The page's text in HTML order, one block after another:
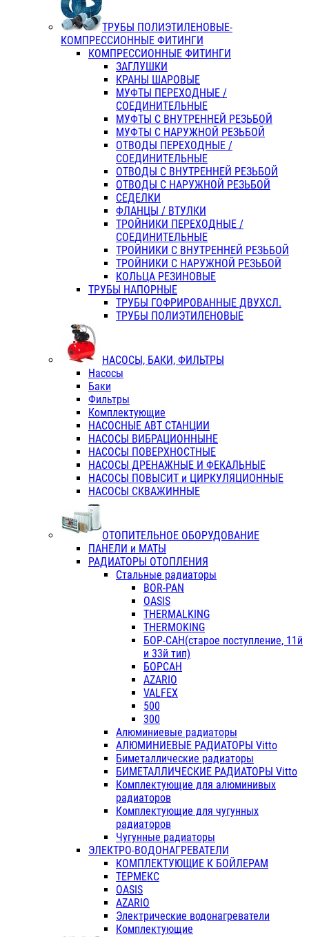
ТРУБЫ ПОЛИЭТИЛЕНОВЫЕ-
КОМПРЕССИОННЫЕ ФИТИНГИ
КОМПРЕССИОННЫЕ ФИТИНГИ
ЗАГЛУШКИ
КРАНЫ ШАРОВЫЕ
МУФТЫ ПЕРЕХОДНЫЕ /
СОЕДИНИТЕЛЬНЫЕ
МУФТЫ С ВНУТРЕННЕЙ РЕЗЬБОЙ
МУФТЫ С НАРУЖНОЙ РЕЗЬБОЙ
ОТВОДЫ ПЕРЕХОДНЫЕ /
СОЕДИНИТЕЛЬНЫЕ
ОТВОДЫ С ВНУТРЕННЕЙ РЕЗЬБОЙ
ОТВОДЫ С НАРУЖНОЙ РЕЗЬБОЙ
СЕДЕЛКИ
ФЛАНЦЫ / ВТУЛКИ
ТРОЙНИКИ ПЕРЕХОДНЫЕ /
СОЕДИНИТЕЛЬНЫЕ
ТРОЙНИКИ С ВНУТРЕННЕЙ РЕЗЬБОЙ
ТРОЙНИКИ С НАРУЖНОЙ РЕЗЬБОЙ
КОЛЬЦА РЕЗИНОВЫЕ
ТРУБЫ НАПОРНЫЕ
ТРУБЫ ГОФРИРОВАННЫЕ ДВУХСЛ.
ТРУБЫ ПОЛИЭТИЛЕНОВЫЕ
НАСОСЫ, БАКИ, ФИЛЬТРЫ
Насосы
Баки
Фильтры
Комплектующие
НАСОСНЫЕ АВТ СТАНЦИИ
НАСОСЫ ВИБРАЦИОННЫНЕ
НАСОСЫ ПОВЕРХНОСТНЫЕ
НАСОСЫ ДРЕНАЖНЫЕ И ФЕКАЛЬНЫЕ
НАСОСЫ ПОВЫСИТ и ЦИРКУЛЯЦИОННЫЕ
НАСОСЫ СКВАЖИННЫЕ
ОТОПИТЕЛЬНОЕ ОБОРУДОВАНИЕ
ПАНЕЛИ и МАТЫ
РАДИАТОРЫ ОТОПЛЕНИЯ
Стальные радиаторы
BOR-PAN
OASIS
THERMALKING
THERMOKING
БОР-САН(старое поступление, 11й
и 33й тип)
БОРСАН
AZARIO
VALFEX
500
300
Алюминиевые радиаторы
АЛЮМИНИЕВЫЕ РАДИАТОРЫ Vitto
Биметаллические радиаторы
БИМЕТАЛЛИЧЕСКИЕ РАДИАТОРЫ Vitto
Комплектующие для алюминивых
радиаторов
Комплектующие для чугунных
радиаторов
Чугунные радиаторы
ЭЛЕКТРО-ВОДОНАГРЕВАТЕЛИ
КОМПЛЕКТУЮЩИЕ К БОЙЛЕРАМ
ТЕРМЕКС
OASIS
AZARIO
Электрические водонагреватели
Комплектующие